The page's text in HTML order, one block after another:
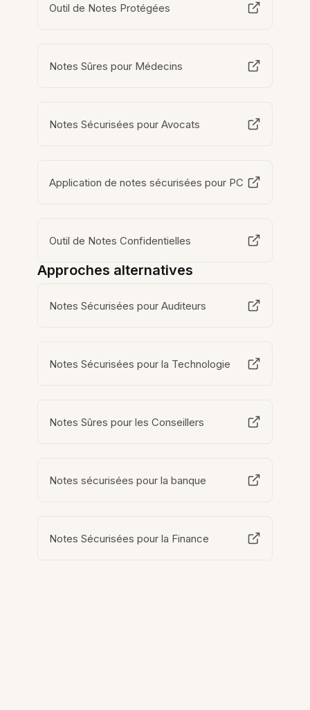
Outil de Notes Protégées
Notes Sûres pour Médecins
Notes Sécurisées pour Avocats
Application de notes sécurisées pour PC
Outil de Notes Confidentielles
Approches alternatives
Notes Sécurisées pour Auditeurs
Notes Sécurisées pour la Technologie
Notes Sûres pour les Conseillers
Notes sécurisées pour la banque
Notes Sécurisées pour la Finance